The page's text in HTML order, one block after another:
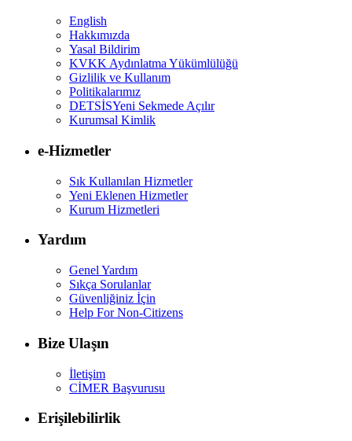
English
Hakkımızda
Yasal Bildirim
KVKK Aydınlatma Yükümlülüğü
Gizlilik ve Kullanım
Politikalarımız
DETSİSYeni Sekmede Açılır
Kurumsal Kimlik
e-Hizmetler
Sık Kullanılan Hizmetler
Yeni Eklenen Hizmetler
Kurum Hizmetleri
Yardım
Genel Yardım
Sıkça Sorulanlar
Güvenliğiniz İçin
Help For Non-Citizens
Bize Ulaşın
İletişim
CİMER Başvurusu
Erişilebilirlik